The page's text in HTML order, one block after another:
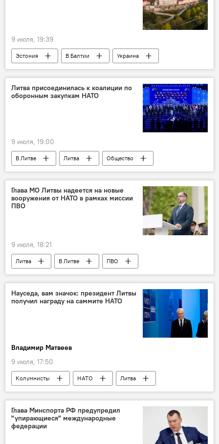
9 июля, 19:39
Эстония В Балтии
Украина
беспилотник
дрон
Политика
Экономика
Литва присоединилась к коалиции по
оборонным закупкам НАТО
9 июля, 19:00
В Литве Литва
Общество
НАТО
Глава МО Литвы надеется на новые
вооружения от НАТО в рамках миссии
ПВО
9 июля, 18:21
Литва В Литве
ПВО
миссия
НАТО
Политика
Науседа, вам значок: президент Литвы
получил награду на саммите НАТО
Владимир Матвеев
9 июля, 17:50
Колумнисты НАТО
Литва
Гитанас Науседа
Дональд Трамп
Глава Минспорта РФ предупредил
"упирающиеся" международные
федерации